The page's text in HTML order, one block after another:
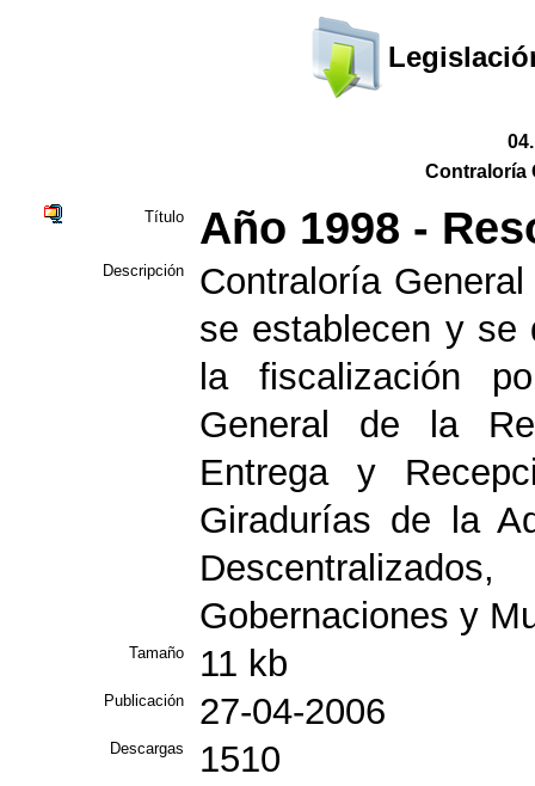
Contraloría
Título Año 1998 -
Descripción
Contraloría
se establecen y se
la fiscalización
General de la
Entrega y
Giradurías de la
Gobernaciones y
Tamaño 11 kb
Publicación 27-04-2006
Descargas 1510